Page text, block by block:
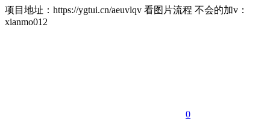
项目地址：https://ygtui.cn/aeuvlqv 看图片流程 不会的加v：
xianmo012
0